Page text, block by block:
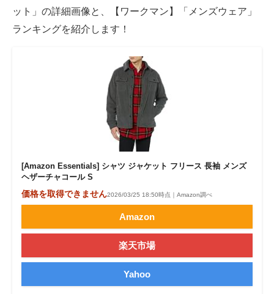
ット」の詳細画像と、【ワークマン】「メンズウェア」
ランキングを紹介します！
[Amazon Essentials] シャツ ジャケット フリース 長袖 メンズ
ヘザーチャコール S
価格を取得できません2026/03/25 18:50時点｜Amazon調べ
Amazon
楽天市場
Yahoo